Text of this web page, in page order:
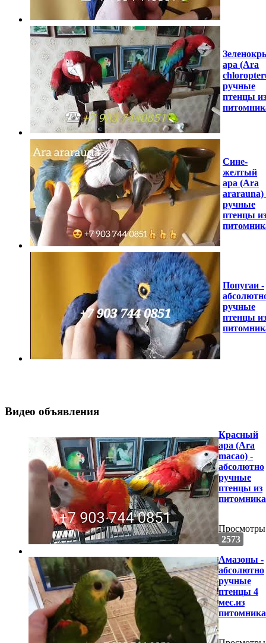
ара (Ara
ручные
птенцы из
Сине-
желтый
ара (Ara
ararauna)
ручные
птенцы из
Попугаи -
ручные
птенцы из
Видео объявления
Красный
ара (Ara
macao) -
абсолютно
ручные
птенцы из
питомника
2573
Амазоны -
абсолютно
ручные
птенцы 4
мес.из
питомника